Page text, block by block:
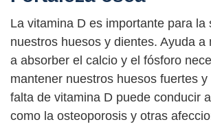
La vitamina D es importante para la
nuestros huesos y dientes. Ayuda a
a absorber el calcio y el fósforo
mantener nuestros huesos fuertes
falta de vitamina D puede conducir
como la osteoporosis y otras